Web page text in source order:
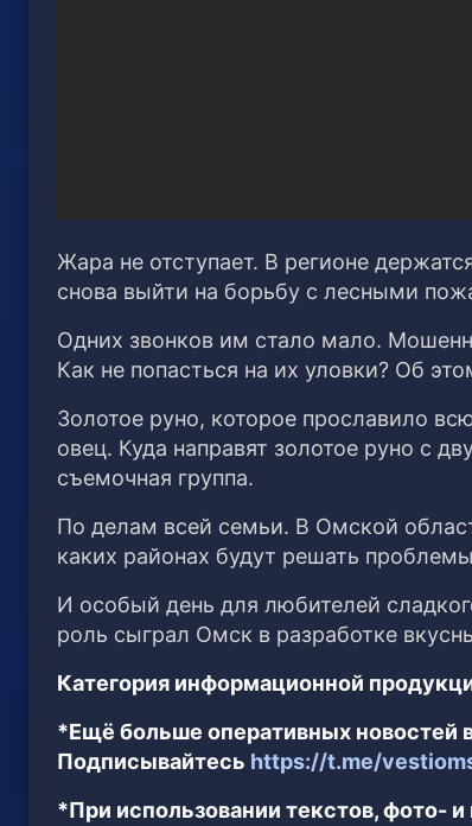
Жара не отступает. В регионе
снова выйти на борьбу с лесными
Одних звонков им стало мало.
Как не попасться на их уловки? Об
Золотое руно, которое прославило
овец. Куда направят золотое руно с
съемочная группа.
По делам всей семьи. В Омской
каких районах будут решать
И особый день для любителей
роль сыграл Омск в разработке
Категория информационной
*Ещё больше оперативных новостей
Подписывайтесь https://t.me/
*При использовании текстов, фото-